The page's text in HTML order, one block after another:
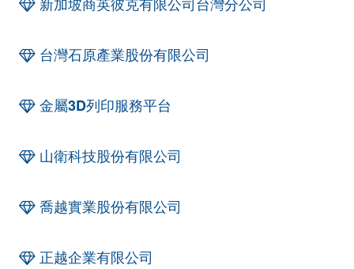
新加坡商英彼克有限公司台灣分公司
台灣石原產業股份有限公司
金屬3D列印服務平台
山衛科技股份有限公司
喬越實業股份有限公司
正越企業有限公司